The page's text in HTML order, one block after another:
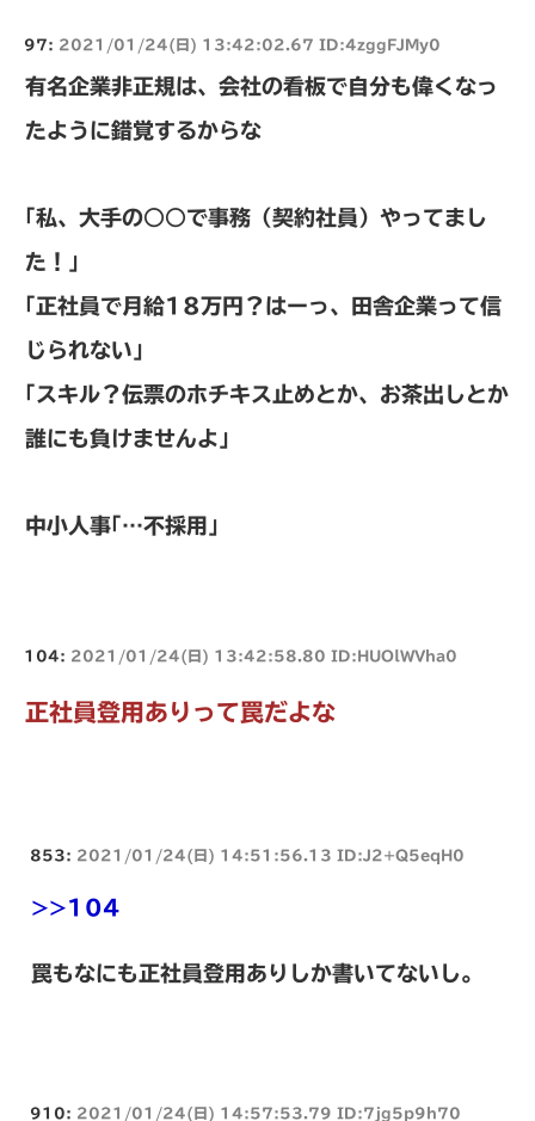
97: 2021/01/24(日) 13:42:02.67 ID:4zggFJMy0
有名企業非正規は、会社の看板で自分も偉くなっ
たように錯覚するからな
｢私、大手の○○で事務（契約社員）やってまし
た！｣
｢正社員で月給18万円？はーっ、田舎企業って信
じられない｣
｢スキル？伝票のホチキス止めとか、お茶出しとか
誰にも負けませんよ｣
中小人事｢…不採用｣
104: 2021/01/24(日) 13:42:58.80 ID:HUOlWVha0
正社員登用ありって罠だよな
853: 2021/01/24(日) 14:51:56.13 ID:J2+Q5eqH0
>>104
罠もなにも正社員登用ありしか書いてないし。
910: 2021/01/24(日) 14:57:53.79 ID:7jg5p9h70